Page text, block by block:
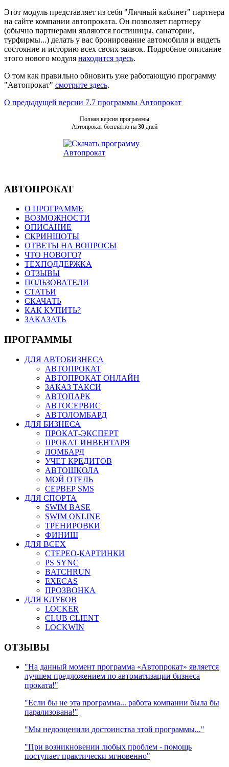
Этот модуль представляет из себя "Личный кабинет" партнера
на сайте компании автопроката. Он позволяет партнеру
(обычно партнерами являются гостиницы, санатории,
турфирмы...) делать у вас бронирование автомобиля и видеть
состояние и историю всех своих заявок. Подробное описание
этого нового модуля находится здесь.
О том как правильно обновить уже работающую программу
"Автопрокат" смотрите здесь.
О предыдущей версии 7.7 программы Автопрокат
Полная версия программы
Автопрокат бесплатно на 30 дней
АВТОПРОКАТ
О ПРОГРАММЕ
ВОЗМОЖНОСТИ
ОПИСАНИЕ
СКРИНШОТЫ
ОТВЕТЫ НА ВОПРОСЫ
ЧТО НОВОГО?
ТЕХПОДДЕРЖКА
ОТЗЫВЫ
ПОЛЬЗОВАТЕЛИ
СТАТЬИ
СКАЧАТЬ
КАК КУПИТЬ?
ЗАКАЗАТЬ
ПРОГРАММЫ
ДЛЯ АВТОБИЗНЕСА
АВТОПРОКАТ
АВТОПРОКАТ ОНЛАЙН
ЗАКАЗ ТАКСИ
АВТОПАРК
АВТОСЕРВИС
АВТОЛОМБАРД
ДЛЯ БИЗНЕСА
ПРОКАТ-ЭКСПЕРТ
ПРОКАТ ИНВЕНТАРЯ
ЛОМБАРД
УЧЕТ КРЕДИТОВ
АВТОШКОЛА
МОЙ ОТЕЛЬ
СЕРВЕР SMS
ДЛЯ СПОРТА
SWIM BASE
SWIM ONLINE
ТРЕНИРОВКИ
ФИНИШ
ДЛЯ ВСЕХ
СТЕРЕО-КАРТИНКИ
PS SYNC
BATCHRUN
EXECAS
ПРОЗВОНКА
ДЛЯ КЛУБОВ
LOCKER
CLUB CLIENT
LOCKWIN
ОТЗЫВЫ
"На данный момент программа «Автопрокат» является
лучшем предложением по автоматизации бизнеса
проката!"
"Если бы не эта программа... работа компании была бы
парализована!"
"Мы недооценили достоинства этой программы..."
"При возникновении любых проблем - помощь
поступает практически мгновенно"